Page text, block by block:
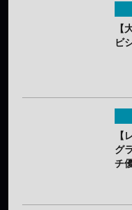
【
ビ
【
グ
チ